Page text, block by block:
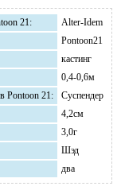
21:
Alter-Idem
Pontoon21
кастинг
0,4-0,6м
Pontoon 21:
Суспендер
4,2см
3,0г
Шэд
два